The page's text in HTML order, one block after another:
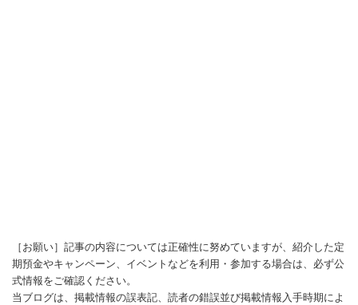
［お願い］記事の内容については正確性に努めていますが、紹介した定
期預金やキャンペーン、イベントなどを利用・参加する場合は、必ず公
式情報をご確認ください。
当ブログは、掲載情報の誤表記、読者の錯誤並び掲載情報入手時期によ